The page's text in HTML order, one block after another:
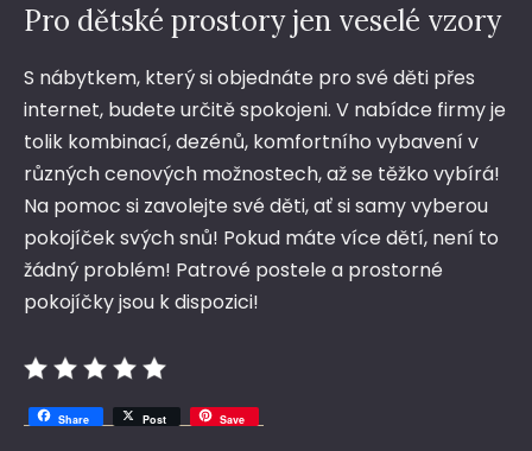
Pro dětské prostory jen veselé vzory
S nábytkem, který si objednáte pro své děti přes
internet, budete určitě spokojeni. V nabídce firmy je
tolik kombinací, dezénů, komfortního vybavení v
různých cenových možnostech, až se těžko vybírá!
Na pomoc si zavolejte své děti, ať si samy vyberou
pokojíček svých snů! Pokud máte více dětí, není to
žádný problém! Patrové postele a prostorné
pokojíčky jsou k dispozici!
Share Post Save